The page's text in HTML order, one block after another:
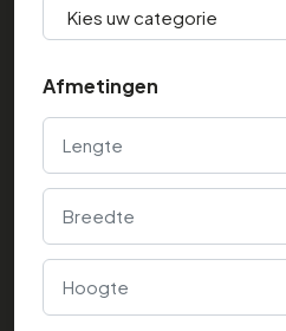
Afmetingen
Lengte
Breedte
Hoogte